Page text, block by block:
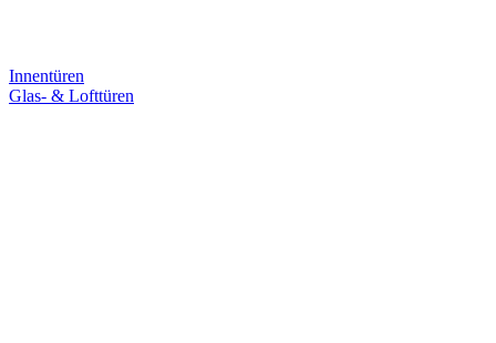
Innentüren
Glas- & Lofttüren